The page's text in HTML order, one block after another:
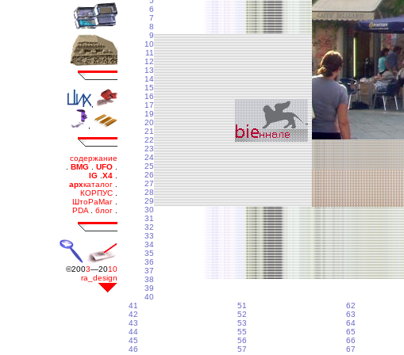
6
7
8
9
10
11
12
13
14
15
16
17
19
20
21
22
23
24
25
26
27
28
29
30
31
32
33
34
35
36
37
38
39
40
41
42
43
44
45
46
51
52
53
55
56
57
62
63
64
65
66
67